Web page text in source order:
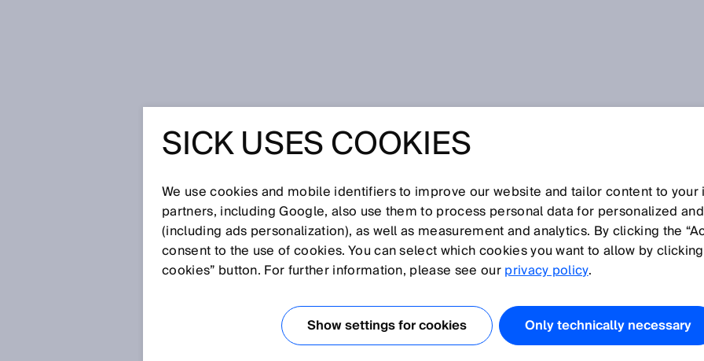
MAMMUTAUFGABE CE-
KENNZEICHNUNG
ERFOLGREICH BEWÄLTIGT
Nur wenn eine Maschine das CE-Kennzeichen trägt und eine Konformitätserklärung
SICK USES COOKIES
We use cookies and mobile identifiers to improve our website and tailor content to
partners, including Google, also use them to process personal data for personalized
(including ads personalization), as well as measurement and analytics. By clicking the
consent to the use of cookies. You can select which cookies you want to allow by
cookies” button. For further information, please see ourprivacy policy.
Show settings for cookies Only technically necessary